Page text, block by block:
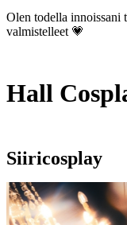
Olen todella innoissani
valmistelleet 💗
Hall
Siiricosplay